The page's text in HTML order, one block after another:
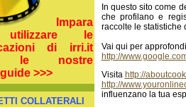
Impara
le
di irri.it
le nostre
>>>
COLLATERALI
In questo sito come
che profilano e
raccolte le statistiche
Vai qui per
http://
Visita http://
http://
influenzano la tua